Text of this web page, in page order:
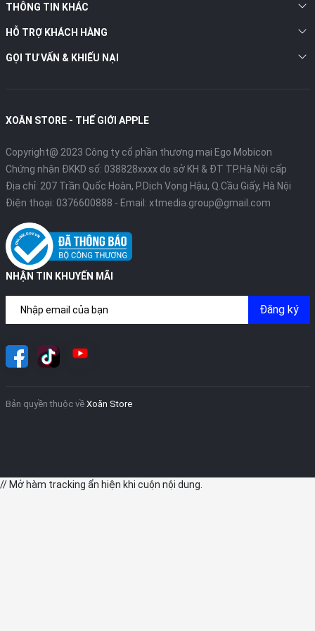
bảng.
Với những thay đổi cực đắt giá cả về thiết kế bên ngoài và tính
năng sử dụng, iPad Pro 2016 9.7 inch 4G 32GB là sản phẩm được
đón nhận tích cực từ khi mới ra mắt cho tới thời điểm hiện tại.
THÔNG TIN KHÁC
HỖ TRỢ KHÁCH HÀNG
GỌI TƯ VẤN & KHIẾU NẠI
XOĂN STORE - THẾ GIỚI APPLE
Copyright@ 2023 Công ty cổ phần thương mại Ego Mobicon
Chứng nhận ĐKKD số: 038828xxxx do sở KH & ĐT TP.Hà Nội cấp
Địa chỉ: 207 Trần Quốc Hoàn, P.Dịch Vọng Hậu, Q.Cầu Giấy, Hà Nội
Điện thoại: 0376600888 - Email: xtmedia.group@gmail.com
NHẬN TIN KHUYẾN MÃI
Đăng ký
Bản quyền thuộc về Xoăn Store
// Mở hàm tracking ẩn hiện khi cuộn nội dung.